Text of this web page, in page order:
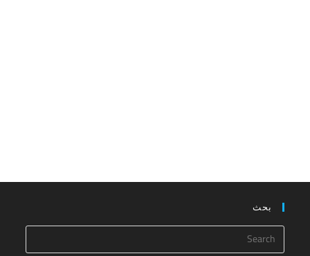
بحث